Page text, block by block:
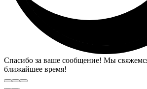
Спасибо за ваше сообщение! Мы
ближайшее время!